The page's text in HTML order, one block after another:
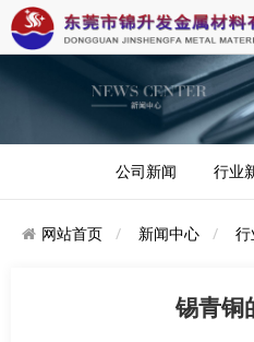
公司新闻 行业
网站首页 新闻中心 行
锡青铜